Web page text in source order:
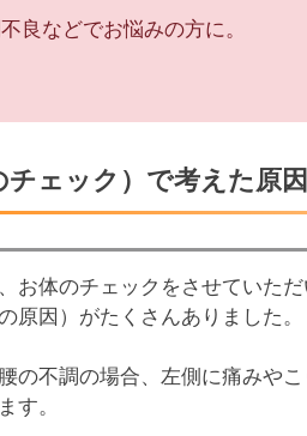
良などでお悩みの方に。
ェック）で考えた原
お体のチェックをさせていた
原因）がたくさんありました。
の不調の場合、左側に痛みや
す。